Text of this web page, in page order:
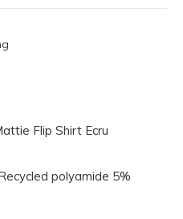
Flip Shirt Ecru
polyamide 5%